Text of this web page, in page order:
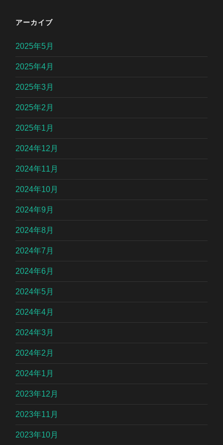
アーカイブ
2025年5月
2025年4月
2025年3月
2025年2月
2025年1月
2024年12月
2024年11月
2024年10月
2024年9月
2024年8月
2024年7月
2024年6月
2024年5月
2024年4月
2024年3月
2024年2月
2024年1月
2023年12月
2023年11月
2023年10月